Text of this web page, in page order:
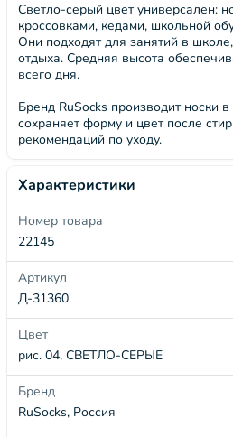
Светло-серый цвет универсален:
кроссовками, кедами, школьной
Они подходят для занятий в
отдыха. Средняя высота
всего дня.
Бренд RuSocks производит носки
сохраняет форму и цвет после
рекомендаций по уходу.
Характеристики
Номер товара
22145
Артикул
Д-31360
Цвет
рис. 04, СВЕТЛО-СЕРЫЕ
Бренд
RuSocks, Россия